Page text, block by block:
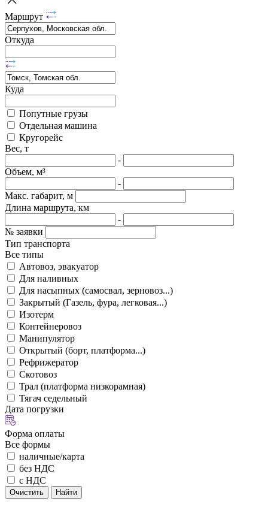
Маршрут
Откуда
Куда
Попутные грузы
Отдельная машина
Кругорейс
Вес, т
-
Объем, м³
-
Макс. габарит, м
Длина маршрута, км
-
№ заявки
Тип транспорта
Все типы
Автовоз, эвакуатор
Для наливных
Для насыпных (самосвал, зерновоз...)
Закрытый (Газель, фура, легковая...)
Изотерм
Контейнеровоз
Манипулятор
Открытый (борт, платформа...)
Рефрижератор
Скотовоз
Трал (платформа низкорамная)
Тягач седельный
Дата погрузки
Форма оплаты
Все формы
наличные/карта
без НДС
с НДС
Очистить Найти